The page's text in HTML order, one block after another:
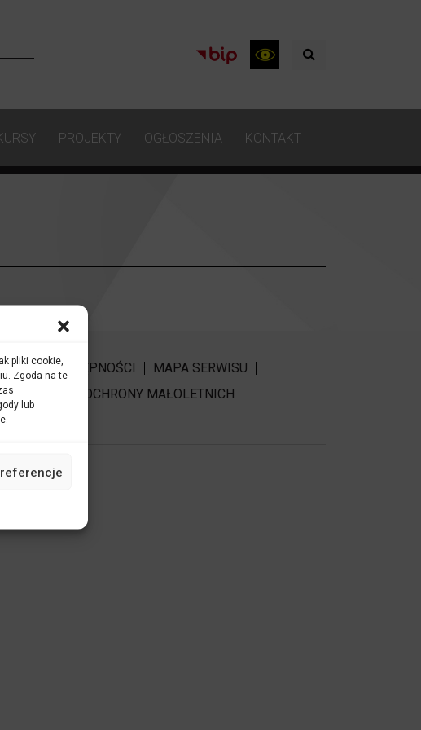
pliki cookie,
Zgoda na te
lub
PROJEKTY OGŁOSZENIA KONTAKT
DOSTĘPNOŚCI
MAPA SERWISU
STANDARDY OCHRONY MAŁOLETNICH